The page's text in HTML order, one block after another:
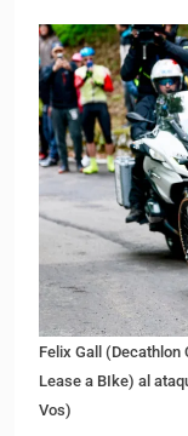
Felix Gall (Decathlon
Lease a BIke) al
Vos)